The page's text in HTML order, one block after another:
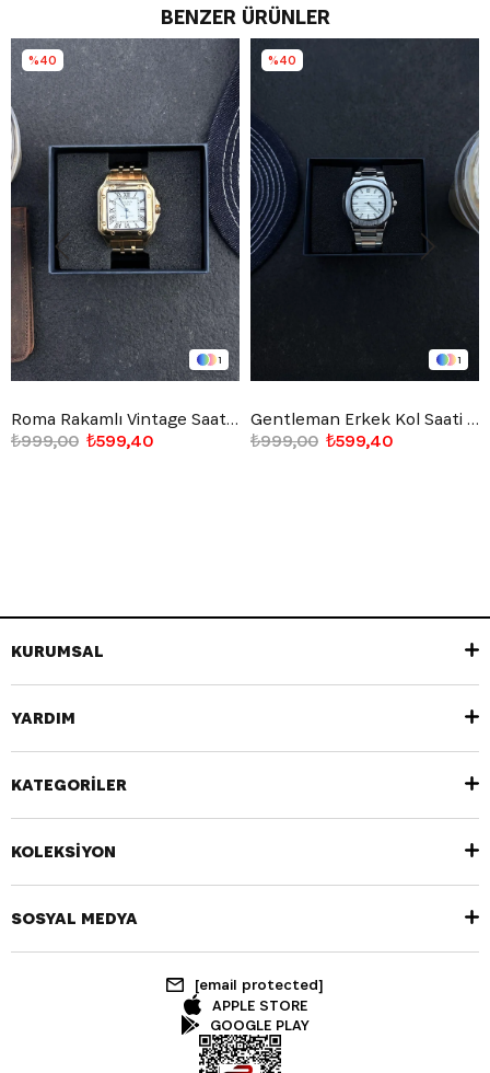
BENZER ÜRÜNLER
1
Roma Rakamlı Vintage Saat Altın Sarısı
₺599,40
₺999,00
%40
1
Gentleman Erkek Kol Saati Beyaz
₺599,40
₺999,00
%40
KURUMSAL
YARDIM
KATEGORİLER
KOLEKSİYON
SOSYAL MEDYA
[email protected]
APPLE STORE
GOOGLE PLAY